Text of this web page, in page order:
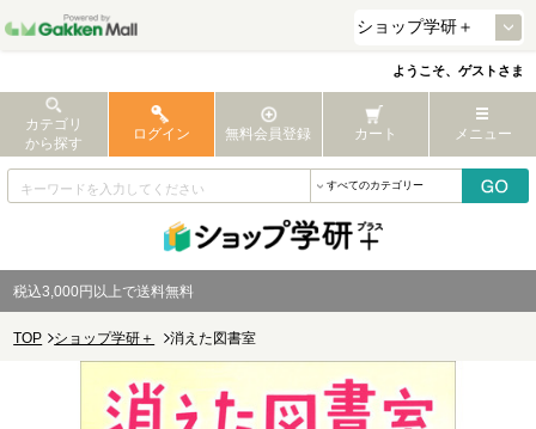
ようこそ、ゲストさま
カテゴリ
から探す
ログイン 無料会員登録 カート メニュー
税込3,000円以上で送料無料
TOP ショップ学研＋ 消えた図書室